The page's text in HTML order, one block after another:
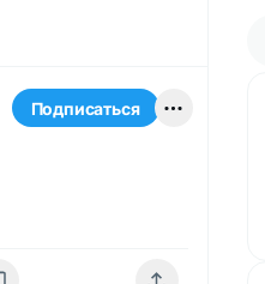
Подписаться